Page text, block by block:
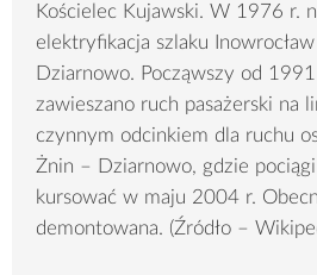
Kościelec Kujawski. W 1976 r.
elektryfikacja szlaku
Dziarnowo. Począwszy od
zawieszano ruch pasażerski na
czynnym odcinkiem dla ruchu
Żnin – Dziarnowo, gdzie
kursować w maju 2004 r.
demontowana. (Źródło –